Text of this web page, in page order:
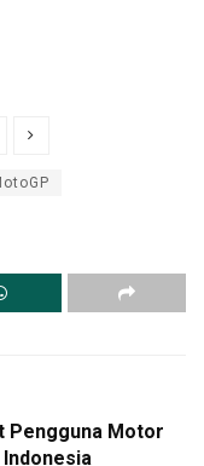
Pengguna Motor